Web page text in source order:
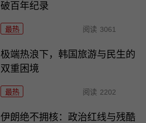
破百年纪录
最热 阅读 3061
极端热浪下，韩国旅游与民生的
双重困境
最热 阅读 2202
伊朗绝不拥核：政治红线与残酷